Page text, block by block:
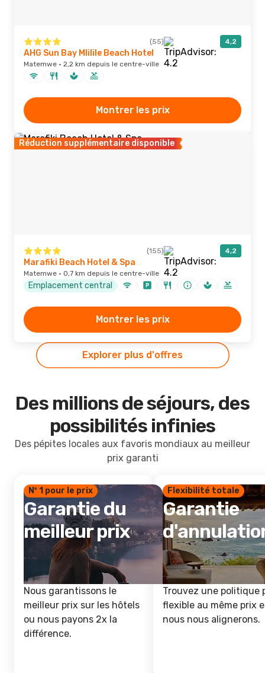
(55) 4,2
AHG Sun Bay Mlilile Beach Hotel
Matemwe · 2,2 km depuis le centre-ville
Montrer les prix
Réduction supplémentaire disponible
(155) 4,2
Marafiki Beach Hotel & Spa
Matemwe · 0,7 km depuis le centre-ville
Emplacement central
Montrer les prix
Explorer plus d'offres
Des millions de séjours, des
possibilités infinies
Des pépites locales aux favoris mondiaux au meilleur
prix garanti
Nº 1 pour le prix
Garantie du
meilleur prix
Nous garantissons le
meilleur prix sur les hôtels
ou nous payons 2x la
différence.
Flexibilité totale
Garantie
Trouvez une politique
flexible au même prix
nous nous alignerons.